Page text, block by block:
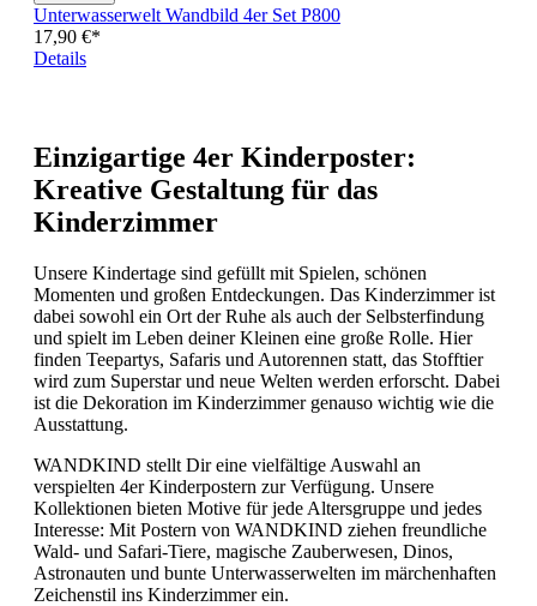
Unterwasserwelt Wandbild 4er Set P800
17,90 €*
Details
Einzigartige 4er Kinderposter:
Kreative Gestaltung für das
Kinderzimmer
Unsere Kindertage sind gefüllt mit Spielen, schönen
Momenten und großen Entdeckungen. Das Kinderzimmer ist
dabei sowohl ein Ort der Ruhe als auch der Selbsterfindung
und spielt im Leben deiner Kleinen eine große Rolle. Hier
finden Teepartys, Safaris und Autorennen statt, das Stofftier
wird zum Superstar und neue Welten werden erforscht. Dabei
ist die Dekoration im Kinderzimmer genauso wichtig wie die
Ausstattung.
WANDKIND stellt Dir eine vielfältige Auswahl an
verspielten 4er Kinderpostern zur Verfügung. Unsere
Kollektionen bieten Motive für jede Altersgruppe und jedes
Interesse: Mit Postern von WANDKIND ziehen freundliche
Wald- und Safari-Tiere, magische Zauberwesen, Dinos,
Astronauten und bunte Unterwasserwelten im märchenhaften
Zeichenstil ins Kinderzimmer ein.